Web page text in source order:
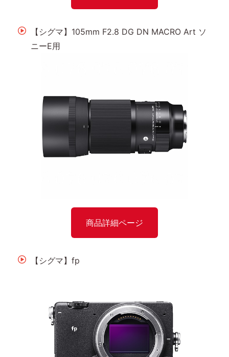
【シグマ】105mm F2.8 DG DN MACRO Art ソ
ニーE用
商品詳細ページ
【シグマ】fp